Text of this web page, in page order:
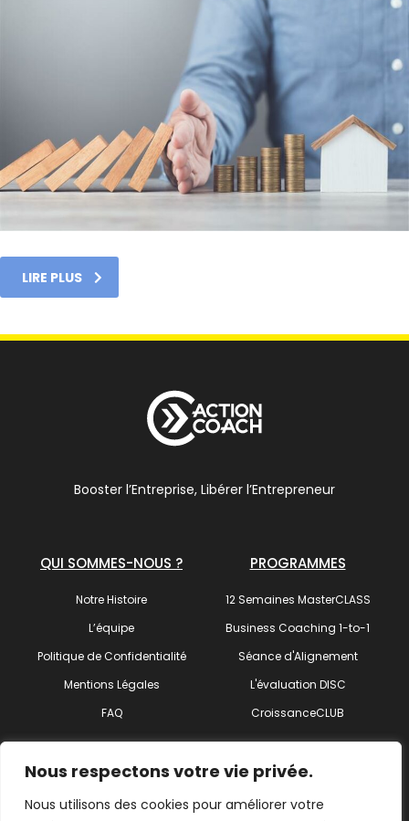
Nous respectons votre vie privée.
Nous utilisons des cookies pour améliorer votre
LIRE PLUS
Booster l’Entreprise, Libérer l’Entrepreneur
QUI SOMMES-NOUS ?
Notre Histoire
L’équipe
Politique de Confidentialité
Mentions Légales
FAQ
PROGRAMMES
12 Semaines MasterCLASS
Business Coaching 1-to-1
Séance d'Alignement
L'évaluation DISC
CroissanceCLUB